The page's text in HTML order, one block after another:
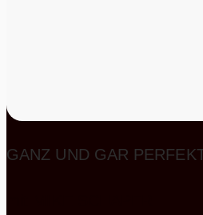
GANZ UND GAR